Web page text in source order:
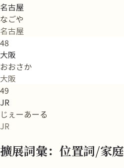
名古屋
なごや
名古屋
48
大阪
おおさか
大阪
49
JR
じぇーあーる
JR
擴展詞彙：位置詞/家庭